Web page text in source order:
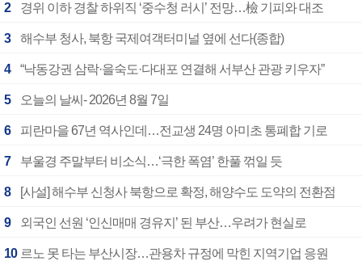
2 경위 이하 경찰 하위직 ‘중수청 러시’ 전망…檢 기피와 대조
3 해수부 청사, 북항 국제여객터미널 옆에 선다(종합)
4 “낙동강권 삼락·을숙도·다대포 연결해 서부산 관광 키우자”
5 오늘의 날씨- 2026년 8월 7일
6 피란마을 67년 역사인데…전교생 24명 아미초 통폐합 기로
7 부울경 주말부터 비소식…‘극한 폭염’ 한풀 꺾일 듯
8 [사설] 해수부 신청사 북항으로 확정, 해양수도 도약의 전환점
9 외국인 선원 ‘인신매매 경유지’ 된 부산…우려가 현실로
10 르노 못 타는 부산시장…관용차 규정에 막힌 지역기업 응원